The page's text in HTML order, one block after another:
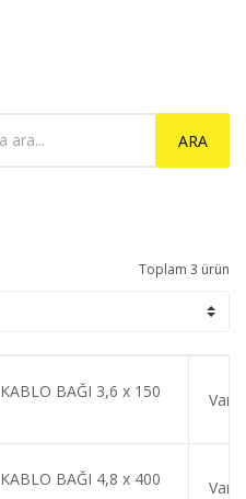
ARA
Toplam 3 ürün
KABLO BAĞI 3,6 x 150 Var
KABLO BAĞI 4,8 x 400 Var